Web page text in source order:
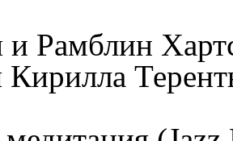
и Рамблин